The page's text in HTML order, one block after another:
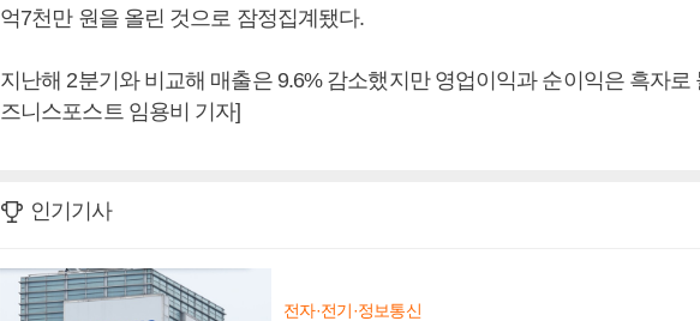
억7천만 원을 올린 것으로 잠정집계됐다.
지난해 2분기와 비교해 매출은 9.6% 감소했지만 영업이익과 순이익은 흑자로
즈니스포스트 임용비 기자]
인기기사
전자·전기·정보통신